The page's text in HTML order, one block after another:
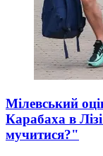
Мілевський
Карабаха в
мучитися?"